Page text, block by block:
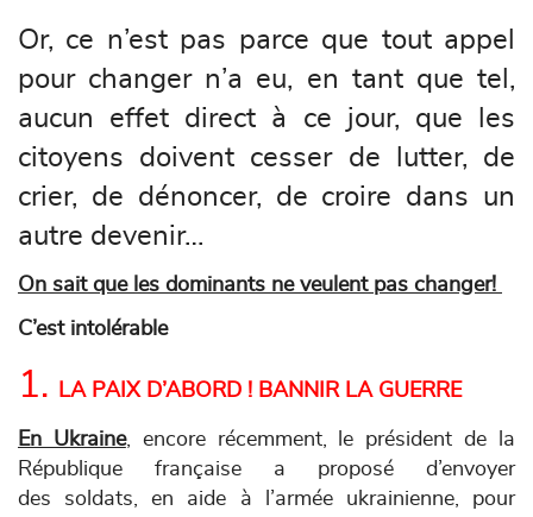
Or, ce n’est pas parce que tout appel
pour changer n’a eu, en tant que tel,
aucun effet direct à ce jour, que les
citoyens doivent cesser de lutter, de
crier, de dénoncer, de croire dans un
autre devenir…
On sait que les dominants ne veulent pas changer!
C’est intolérable
1. LA PAIX D’ABORD ! BANNIR LA GUERRE
En Ukraine, encore récemment, le président de la
République française a proposé d’envoyer
des soldats, en aide à l’armée ukrainienne, pour